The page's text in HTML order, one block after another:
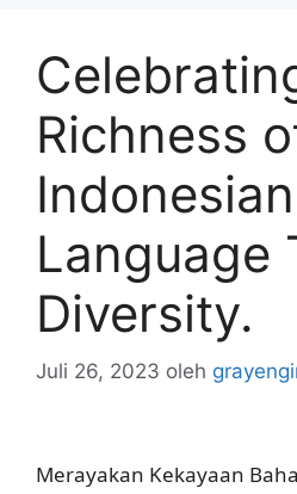
Richness
Indonesian
Language
Diversity.
Juli 26, 2023 oleh
Merayakan Kekayaan